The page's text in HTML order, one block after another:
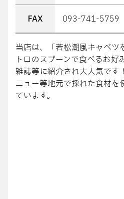
FAX 093-741-5759
当店は、「若松潮風キャベツ
トロのスプーンで食べるお好
雑誌等に紹介され大人気です
ニュー等地元で採れた食材を
ています。